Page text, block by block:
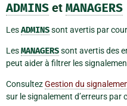
ADMINS et MANAGERS
LesADMINSsont avertis par
LesMANAGERSsont avertis des
peut aider à filtrer les
ConsultezGestion du
sur le signalement d’erreurs par